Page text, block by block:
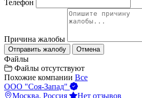
Телефон
Причина жалобы
Отправить жалобу Отмена
Файлы
Файлы отсутствуют
Похожие компании Все
ООО "Соя-Запад"
Москва, Россия
Нет отзывов